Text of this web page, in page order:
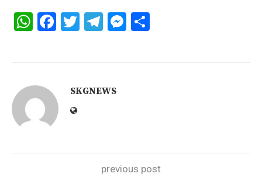
WhatsApp
Facebook
Twitter
Telegram
Messenger
SKGNEWS
previous post